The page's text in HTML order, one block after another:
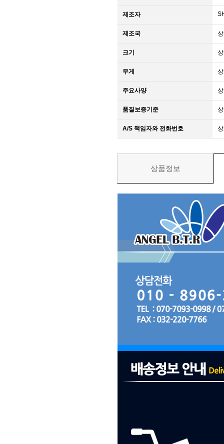
제조자
제조국
크기
무게
주요사양
품질보증기준
A/S 책임자와 전화번호
상품정보